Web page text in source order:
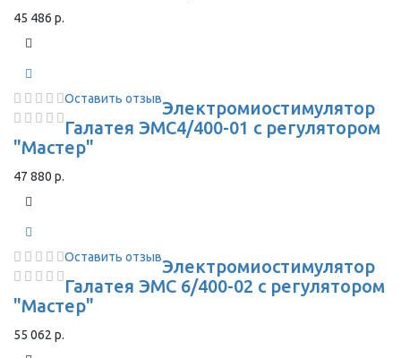
45 486 р.
Оставить отзывЭлектромиостимулятор
Галатея ЭМС4/400-01 с регулятором
"Мастер"
47 880 р.
Оставить отзывЭлектромиостимулятор
Галатея ЭМС 6/400-02 с регулятором
"Мастер"
55 062 р.